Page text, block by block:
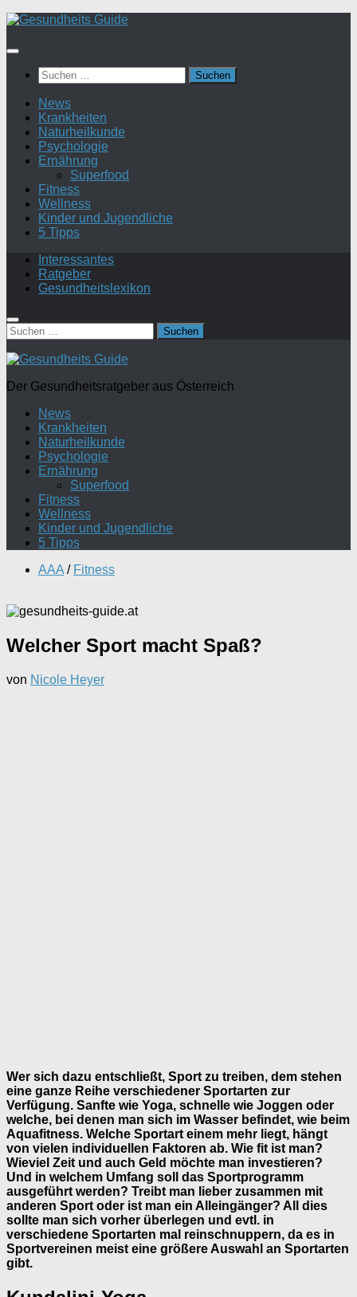
Suchen
nach:
News
Krankheiten
Naturheilkunde
Psychologie
Ernährung
Superfood
Fitness
Wellness
Kinder und Jugendliche
5 Tipps
Interessantes
Ratgeber
Gesundheitslexikon
Suchen
nach:
Der Gesundheitsratgeber aus Österreich
News
Krankheiten
Naturheilkunde
Psychologie
Ernährung
Superfood
Fitness
Wellness
Kinder und Jugendliche
5 Tipps
AAA / Fitness
Welcher Sport macht Spaß?
von Nicole Heyer
Wer sich dazu entschließt, Sport zu treiben, dem stehen
eine ganze Reihe verschiedener Sportarten zur
Verfügung. Sanfte wie Yoga, schnelle wie Joggen oder
welche, bei denen man sich im Wasser befindet, wie beim
Aquafitness. Welche Sportart einem mehr liegt, hängt
von vielen individuellen Faktoren ab. Wie fit ist man?
Wieviel Zeit und auch Geld möchte man investieren?
Und in welchem Umfang soll das Sportprogramm
ausgeführt werden? Treibt man lieber zusammen mit
anderen Sport oder ist man ein Alleingänger? All dies
sollte man sich vorher überlegen und evtl. in
verschiedene Sportarten mal reinschnuppern, da es in
Sportvereinen meist eine größere Auswahl an Sportarten
gibt.